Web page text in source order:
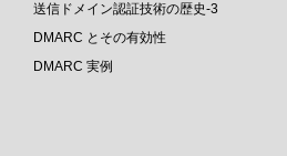
送信ドメイン認証技術の歴史-3
DMARC とその有効性
DMARC 実例